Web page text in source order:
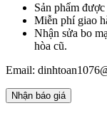
Sản phẩm
Miễn phí giao
Nhận sửa bo
hòa cũ.
Email:
Nhận báo giá